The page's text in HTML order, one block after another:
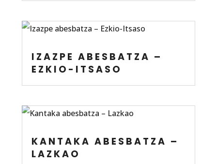
IZAZPE ABESBATZA –
EZKIO-ITSASO
KANTAKA ABESBATZA –
LAZKAO